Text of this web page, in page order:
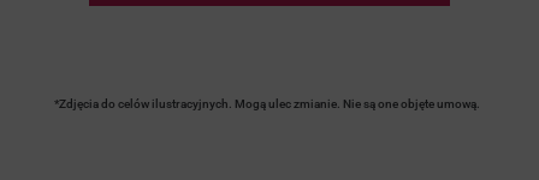
*Zdjęcia do celów ilustracyjnych. Mogą ulec zmianie. Nie są one objęte umową.